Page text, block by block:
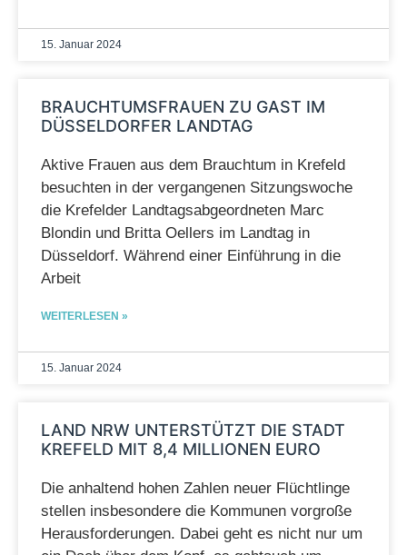
15. Januar 2024
BRAUCHTUMSFRAUEN ZU GAST IM
DÜSSELDORFER LANDTAG
Aktive Frauen aus dem Brauchtum in Krefeld
besuchten in der vergangenen Sitzungswoche
die Krefelder Landtagsabgeordneten Marc
Blondin und Britta Oellers im Landtag in
Düsseldorf. Während einer Einführung in die
Arbeit
WEITERLESEN »
15. Januar 2024
LAND NRW UNTERSTÜTZT DIE STADT
KREFELD MIT 8,4 MILLIONEN EURO
Die anhaltend hohen Zahlen neuer Flüchtlinge
stellen insbesondere die Kommunen vorgroße
Herausforderungen. Dabei geht es nicht nur um